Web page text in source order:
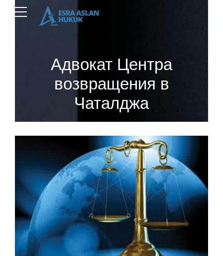
Адвокат Центра
возвращения в
Чаталджа